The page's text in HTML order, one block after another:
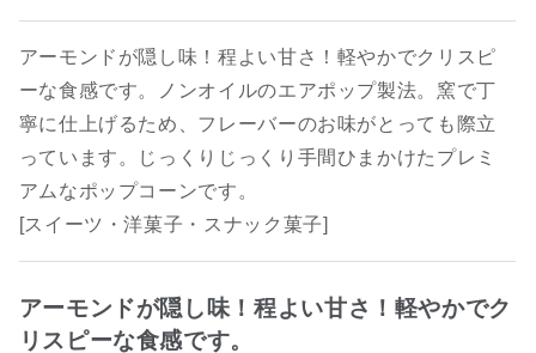
アーモンドが隠し味！程よい甘さ！軽やかでクリスピ
ーな食感です。ノンオイルのエアポップ製法。窯で丁
寧に仕上げるため、フレーバーのお味がとっても際立
っています。じっくりじっくり手間ひまかけたプレミ
アムなポップコーンです。
[スイーツ・洋菓子・スナック菓子]
アーモンドが隠し味！程よい甘さ！軽やかでク
リスピーな食感です。